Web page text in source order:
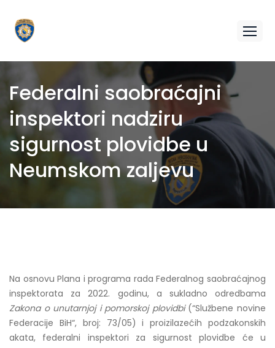
Federalni saobraćajni
inspektori nadziru
sigurnost plovidbe u
Neumskom zaljevu
Na osnovu Plana i programa rada Federalnog saobraćajnog
inspektorata za 2022. godinu, a sukladno odredbama
Zakona o unutarnjoj i pomorskoj plovidbi(“Službene novine
Federacije BiH“, broj: 73/05) i proizilazećih podzakonskih
akata, federalni inspektori za sigurnost plovidbe će u